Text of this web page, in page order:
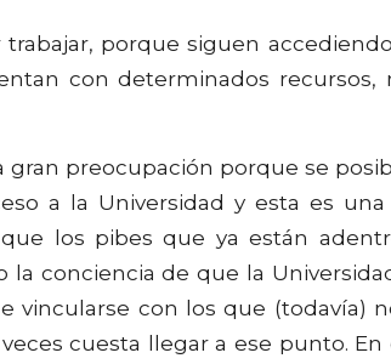
porque siguen
con determinados recursos,
preocupación porque se
a la Universidad y esta es
los pibes que ya están
conciencia de que la
vincularse con los que (todavía)
cuesta llegar a ese punto. En